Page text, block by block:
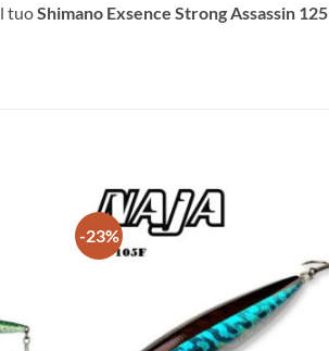
tuoShimano Exsence Strong Assassin 125
-23%